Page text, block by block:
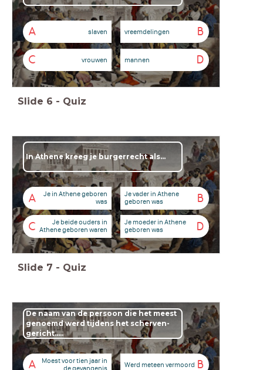
A slaven B
vreemdelingen
C vrouwen D
mannen
Slide 6 - Quiz
In Athene kreeg je burgerrecht als...
A
Je in Athene geboren
was
B
Je vader in Athene
geboren was
C
Je beide ouders in
Athene geboren waren
D
Je moeder in Athene
geboren was
Slide 7 - Quiz
De naam van de persoon die het meest
genoemd werd tijdens het scherven-
gericht.....
A
Moest voor tien jaar in
de gevangenis
B
Werd meteen vermoord